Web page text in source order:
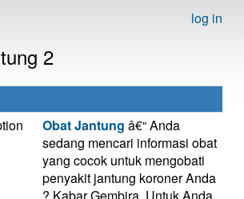
log in
2
Obat Jantung â€“ Anda
sedang mencari informasi obat
yang cocok untuk mengobati
penyakit jantung koroner Anda